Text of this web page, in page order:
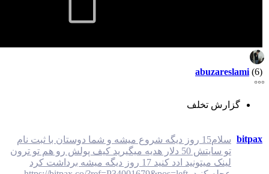
abuzareslami (6)
گزارش تخلف
bitpax
سلام15 روز دیگه شروع میشه و شما دوستان با ثبت نام
تو سایتش 50 دلار هدیه میگیرید کیف پولش رو هم تو ترون
لینک میتونید ادد کنید 17 روز دیگه میشه برداشت کرد